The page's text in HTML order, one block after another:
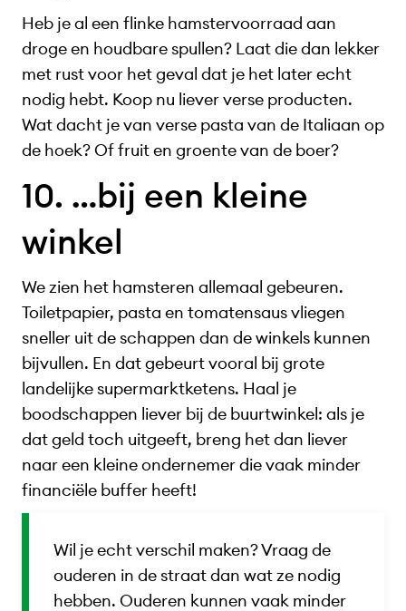
Heb je al een flinke hamstervoorraad aan
droge en houdbare spullen? Laat die dan lekker
met rust voor het geval dat je het later echt
nodig hebt. Koop nu liever verse producten.
Wat dacht je van verse pasta van de Italiaan op
de hoek? Of fruit en groente van de boer?
10. …bij een kleine
winkel
We zien het hamsteren allemaal gebeuren.
Toiletpapier, pasta en tomatensaus vliegen
sneller uit de schappen dan de winkels kunnen
bijvullen. En dat gebeurt vooral bij grote
landelijke supermarktketens. Haal je
boodschappen liever bij de buurtwinkel: als je
dat geld toch uitgeeft, breng het dan liever
naar een kleine ondernemer die vaak minder
financiële buffer heeft!
Wil je echt verschil maken? Vraag de
ouderen in de straat dan wat ze nodig
hebben. Ouderen kunnen vaak minder